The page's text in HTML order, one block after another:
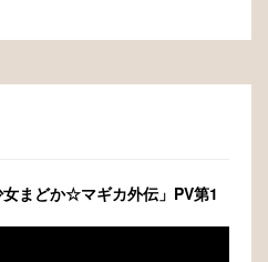
女まどか☆マギカ外伝」PV第1